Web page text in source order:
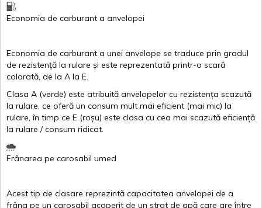
Economia de carburant a anvelopei
Economia de carburant a unei anvelope se traduce prin gradul
de rezistență la rulare și este reprezentată printr-o scară
colorată, de la A la E.
Clasa A (verde) este atribuită anvelopelor cu rezistența scazută
la rulare, ce oferă un consum mult mai eficient (mai mic) la
rulare,în timp ce E (roșu) este clasa cu cea mai scazută eficiență
la rulare /consum ridicat.
Frânarea pe carosabil umed
Acest tip de clasare reprezintă capacitatea anvelopei de a
frâna pe un carosabil acoperit de un strat de apă care areîntre